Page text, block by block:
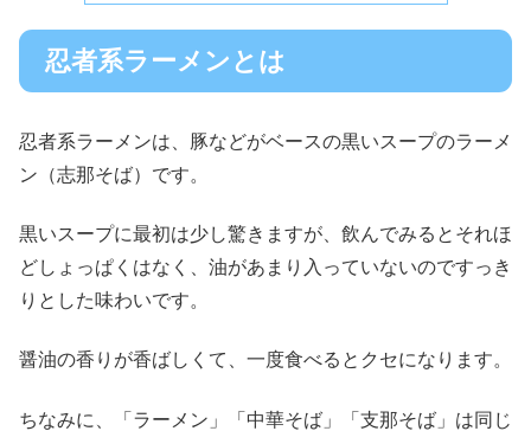
忍者系ラーメンとは
忍者系ラーメンは、豚などがベースの黒いスープのラーメ
ン（志那そば）です。
黒いスープに最初は少し驚きますが、飲んでみるとそれほ
どしょっぱくはなく、油があまり入っていないのですっき
りとした味わいです。
醤油の香りが香ばしくて、一度食べるとクセになります。
ちなみに、「ラーメン」「中華そば」「支那そば」は同じ